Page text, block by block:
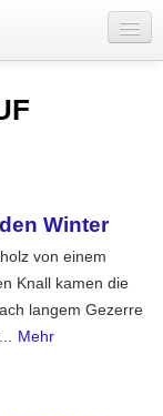
Winter
von einem
Knall kamen die
langem Gezerre
Mehr